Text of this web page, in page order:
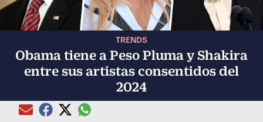
TRENDS
Obama tiene a Peso Pluma y Shakira
entre sus artistas consentidos del
2024
Compartir el artículo actual mediante Email
Compartir el artículo actual mediante Facebook
Compartir el artículo actual mediante Twitter
Compartir el artículo actual mediante